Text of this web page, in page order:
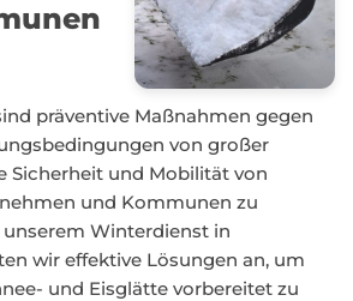
präventive Maßnahmen gegen
von großer
Sicherheit und Mobilität von
und Kommunen zu
Winterdienst in
wir effektive Lösungen an, um
und Eisglätte vorbereitet zu